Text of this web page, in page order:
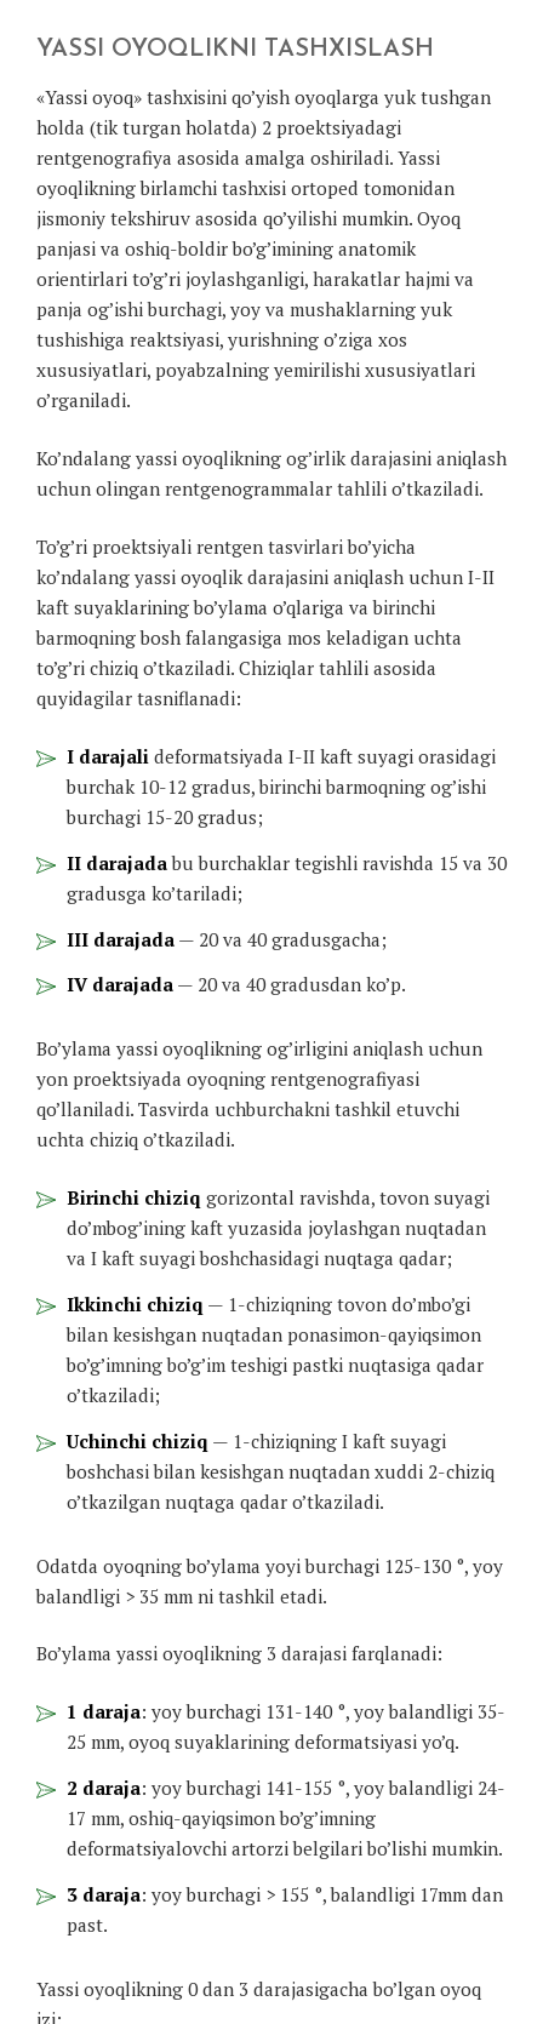
YASSI OYOQLIKNI TASHXISLASH
«Yassi oyoq» tashxisini qo’yish oyoqlarga yuk tushgan
holda (tik turgan holatda) 2 proektsiyadagi
rentgenografiya asosida amalga oshiriladi. Yassi
oyoqlikning birlamchi tashxisi ortoped tomonidan
jismoniy tekshiruv asosida qo’yilishi mumkin. Oyoq
panjasi va oshiq-boldir bo’g’imining anatomik
orientirlari to’g’ri joylashganligi, harakatlar hajmi va
panja og’ishi burchagi, yoy va mushaklarning yuk
tushishiga reaktsiyasi, yurishning o’ziga xos
xususiyatlari, poyabzalning yemirilishi xususiyatlari
o’rganiladi.
Ko’ndalang yassi oyoqlikning og’irlik darajasini aniqlash
uchun olingan rentgenogrammalar tahlili o’tkaziladi.
To’g’ri proektsiyali rentgen tasvirlari bo’yicha
ko’ndalang yassi oyoqlik darajasini aniqlash uchun I-II
kaft suyaklarining bo’ylama o’qlariga va birinchi
barmoqning bosh falangasiga mos keladigan uchta
to’g’ri chiziq o’tkaziladi. Chiziqlar tahlili asosida
quyidagilar tasniflanadi:
I darajali deformatsiyada I-II kaft suyagi orasidagi
burchak 10-12 gradus, birinchi barmoqning og’ishi
burchagi 15-20 gradus;
II darajadabu burchaklar tegishli ravishda 15 va 30
gradusga ko’tariladi;
III darajada — 20 va 40 gradusgacha;
IV darajada — 20 va 40 gradusdan ko’p.
Bo’ylama yassi oyoqlikning og’irligini aniqlash uchun
yon proektsiyada oyoqning rentgenografiyasi
qo’llaniladi. Tasvirda uchburchakni tashkil etuvchi
uchta chiziq o’tkaziladi.
Birinchi chiziq gorizontal ravishda, tovon suyagi
do’mbog’ining kaft yuzasida joylashgan nuqtadan
va I kaft suyagi boshchasidagi nuqtaga qadar;
Ikkinchi chiziq — 1-chiziqning tovon do’mbo’gi
bilan kesishgan nuqtadan ponasimon-qayiqsimon
bo’g’imning bo’g’im teshigi pastki nuqtasiga qadar
o’tkaziladi;
Uchinchi chiziq — 1-chiziqning I kaft suyagi
boshchasi bilan kesishgan nuqtadan xuddi 2-chiziq
o’tkazilgan nuqtaga qadar o’tkaziladi.
Odatda oyoqning bo’ylama yoyi burchagi 125-130 °, yoy
balandligi > 35 mm ni tashkil etadi.
Bo’ylama yassi oyoqlikning 3 darajasi farqlanadi:
1 daraja: yoy burchagi 131-140 °, yoy balandligi 35-
25 mm, oyoq suyaklarining deformatsiyasi yo’q.
2 daraja: yoy burchagi 141-155 °, yoy balandligi 24-
17 mm, oshiq-qayiqsimon bo’g’imning
deformatsiyalovchi artorzi belgilari bo’lishi mumkin.
3 daraja: yoy burchagi > 155 °, balandligi 17mm dan
past.
Yassi oyoqlikning 0 dan 3 darajasigacha bo’lgan oyoq
izi: